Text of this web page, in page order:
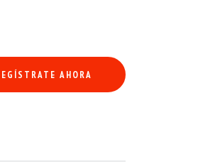
AHORA